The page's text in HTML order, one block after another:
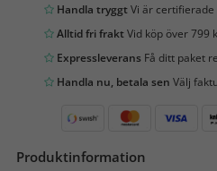
Handla tryggtVi är certifierade
Alltid fri fraktVid köp över 799
Expressleverans Få ditt paket
Handla nu, betala sen Välj
Produktinformation